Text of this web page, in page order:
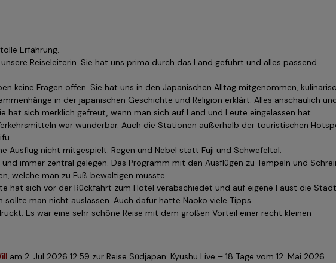
Erfahrung.
Reiseleiterin. Sie hat uns prima durch das Land geführt und alles passend
keine Fragen offen. Sie hat uns in den Japanischen Alltag mitgenommen,
in der japanischen Geschichte und Religion erklärt. Alles anschaulich
hat sich merklich gefreut, wenn man sich auf Land und Leute eingelassen hat.
war wunderbar. Auch die Stationen außerhalb der touristischen
Ausflug nicht mitgespielt. Regen und Nebel statt Fuji und Schwefeltal.
immer zentral gelegen. Das Programm mit den Ausflügen zu Tempeln und
welche man zu Fuß bewältigen musste.
hat sich vor der Rückfahrt zum Hotel verabschiedet und auf eigene Faust die Stadt
sollte man nicht auslassen. Auch dafür hatte Naoko viele Tipps.
Es war eine sehr schöne Reise mit dem großen Vorteil einer recht kleinen
am 2. Jul 2026 12:59 zur Reise Südjapan: Kyushu Live – 18 Tage vom 12. Mai 2026